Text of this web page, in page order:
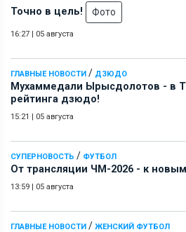
Точно в цель! Фото
16:27 | 05 августа
ГЛАВНЫЕ НОВОСТИ / ДЗЮДО
Мухаммедали Ырысдолотов - в
рейтинга дзюдо!
15:21 | 05 августа
СУПЕРНОВОСТЬ / ФУТБОЛ
От трансляции ЧМ-2026 - к
13:59 | 05 августа
ГЛАВНЫЕ НОВОСТИ / ЖЕНСКИЙ ФУТБОЛ